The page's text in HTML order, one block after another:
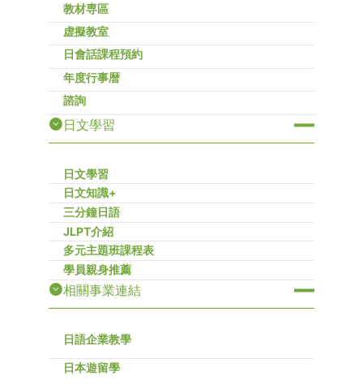
教材専區
虚擬教室
日會話課程預約
年度行事暦
諮詢
日文學習
日文學習
日文知識+
三分鐘日語
JLPT介紹
多元主題班課程表
學員親身推薦
相關事業連結
日語企業教學
日本遊留學